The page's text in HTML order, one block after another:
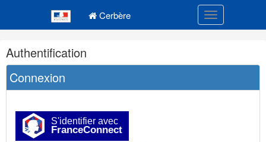
Cerbère Toggle
Navigation
et
outils
annexes
Authentification
Connexion
S'identifier avec
FranceConnect